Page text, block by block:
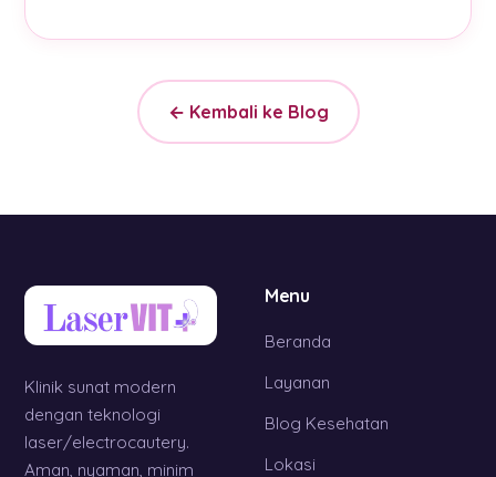
← Kembali ke Blog
Klinik sunat modern
dengan teknologi
laser/electrocautery.
Aman, nyaman, minim
Menu
Beranda
Layanan
Blog Kesehatan
Lokasi